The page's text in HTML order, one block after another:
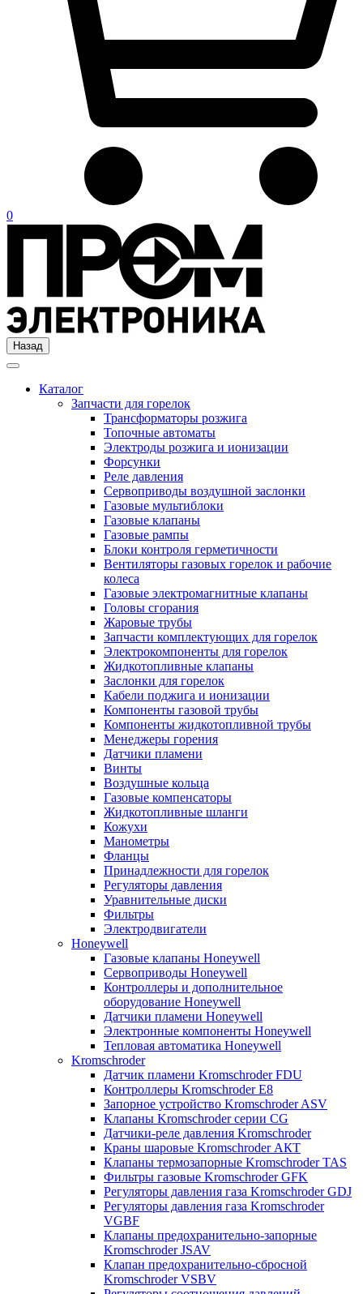
0
Назад
Каталог
Запчасти для горелок
Трансформаторы розжига
Топочные автоматы
Электроды розжига и ионизации
Форсунки
Реле давления
Сервоприводы воздушной заслонки
Газовые мультиблоки
Газовые клапаны
Газовые рампы
Блоки контроля герметичности
Вентиляторы газовых горелок и рабочие
колеса
Газовые электромагнитные клапаны
Головы сгорания
Жаровые трубы
Запчасти комплектующих для горелок
Электрокомпоненты для горелок
Жидкотопливные клапаны
Заслонки для горелок
Кабели поджига и ионизации
Компоненты газовой трубы
Компоненты жидкотопливной трубы
Менеджеры горения
Датчики пламени
Винты
Воздушные кольца
Газовые компенсаторы
Жидкотопливные шланги
Кожухи
Манометры
Фланцы
Принадлежности для горелок
Регуляторы давления
Уравнительные диски
Фильтры
Электродвигатели
Honeywell
Газовые клапаны Honeywell
Сервоприводы Honeywell
Контроллеры и дополнительное
оборудование Honeywell
Датчики пламени Honeywell
Электронные компоненты Honeywell
Тепловая автоматика Honeywell
Kromschroder
Датчик пламени Kromschroder FDU
Контроллеры Kromschroder E8
Запорное устройство Kromschroder ASV
Клапаны Kromschroder серии CG
Датчики-реле давления Kromschroder
Краны шаровые Kromschroder АКТ
Клапаны термозапорные Kromschroder TAS
Фильтры газовые Kromschroder GFK
Регуляторы давления газа Kromschroder GDJ
Регуляторы давления газа Kromschroder
VGBF
Клапаны предохранительно-запорные
Kromschroder JSAV
Клапан предохранительно-сбросной
Kromschroder VSBV